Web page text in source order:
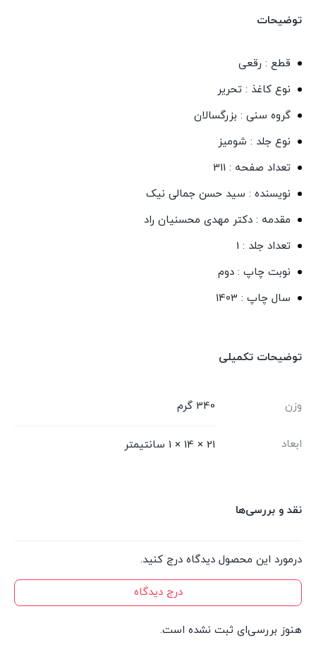
توضیحات
قطع : رقعی
نوع کاغذ : تحریر
گروه سنی : بزرگسالان
نوع جلد : شومیز
تعداد صفحه : 311
نویسنده : سید حسن جمالی نیک
مقدمه : دکتر مهدی محسنیان راد
تعداد جلد : 1
نوبت چاپ : دوم
سال چاپ : 1403
توضیحات تکمیلی
وزن 340 گرم
ابعاد 21 × 14 × 1 سانتیمتر
نقد و بررسی‌ها
درمورد این محصول دیدگاه درج کنید.
درج دیدگاه
هنوز بررسی‌ای ثبت نشده است.